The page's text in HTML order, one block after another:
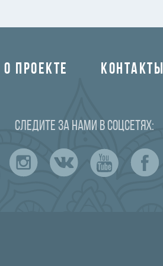
О ПРОЕКТЕ КОНТАКТЫ
Следите за нами в соцсетях: